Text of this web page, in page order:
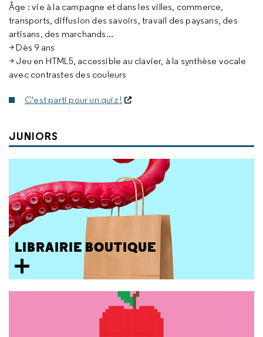
Âge : vie à la campagne et dans les villes, commerce,
transports, diffusion des savoirs, travail des paysans, des
artisans, des marchands...
> Dès 9 ans
> Jeu en HTML5, accessible au clavier, à la synthèse vocale
avec contrastes des couleurs
C'est parti pour un quiz !
JUNIORS
LIBRAIRIE BOUTIQUE